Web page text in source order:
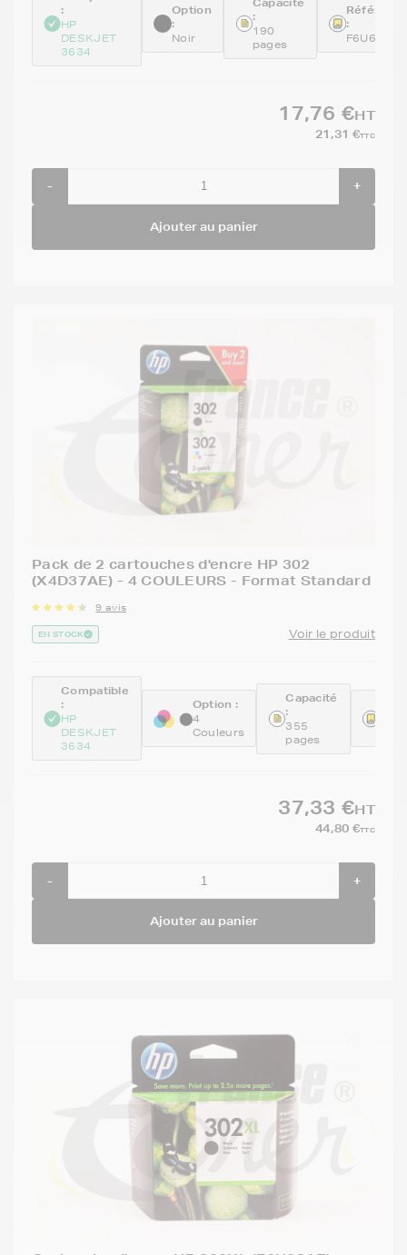
:
HP
DESKJET
3634
Option
:
Noir
Capacité
:
190
pages
:
F6U66AE
17,76 €HT
21,31 €TTC
- +
Ajouter au panier
Pack de 2 cartouches d'encre HP 302
(X4D37AE) - 4 COULEURS - Format Standard
9 avis
EN STOCK Voir le produit
Compatible
:
HP
DESKJET
3634
Option :
4
Couleurs
Capacité
:
355
pages
37,33 €HT
44,80 €TTC
- +
Ajouter au panier